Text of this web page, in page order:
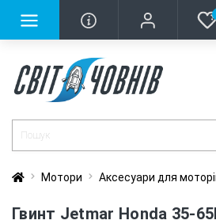
Мотори Аксесуари для
Гвинт Jetmar Honda 35-